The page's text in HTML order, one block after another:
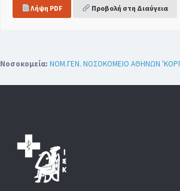
Λήψη PDF Προβολή στη Διαύγεια
Νοσοκομεία: ΝΟΜ.ΓΕΝ. ΝΟΣΟΚΟΜΕΙΟ ΑΘΗΝΩΝ